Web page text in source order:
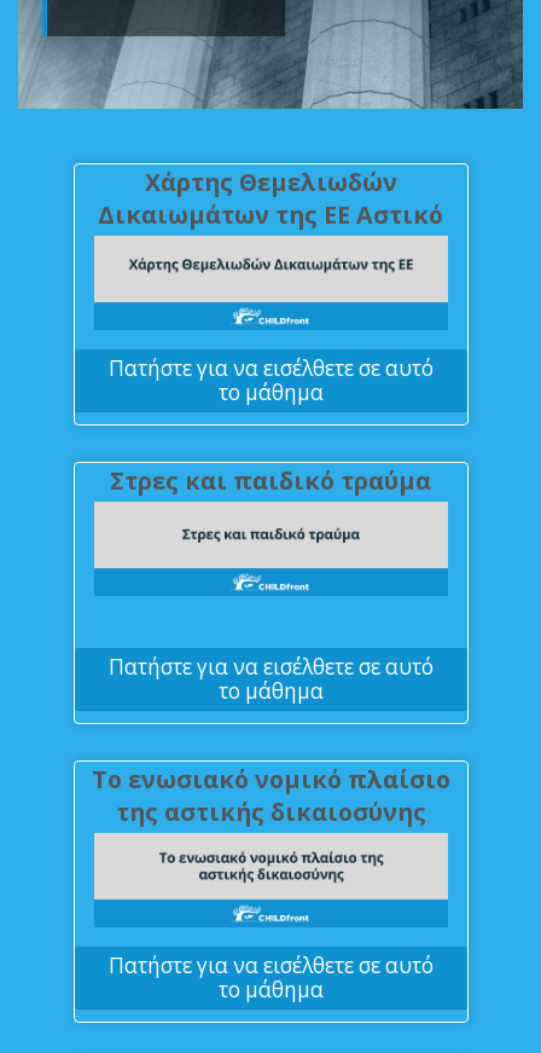
Βοήθεια
Χάρτης Θεμελιωδών
Δικαιωμάτων της ΕΕ Αστικό
Πατήστε για να εισέλθετε σε αυτό
το μάθημα
Στρες και παιδικό τραύμα
Πατήστε για να εισέλθετε σε αυτό
το μάθημα
Το ενωσιακό νομικό πλαίσιο
της αστικής δικαιοσύνης
Πατήστε για να εισέλθετε σε αυτό
το μάθημα